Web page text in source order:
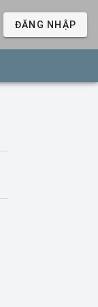
ĐĂNG NHẬP